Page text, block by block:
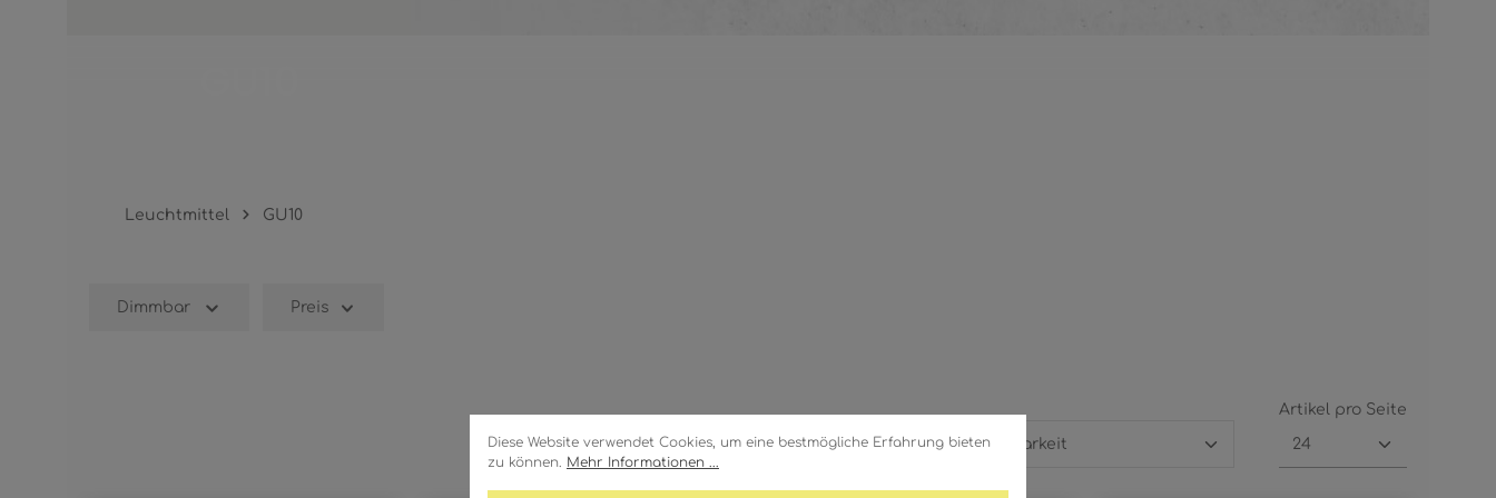
Diese Website verwendet Cookies, um eine bestmögliche Erfahrung bieten
zu können. Mehr Informationen ...
Leuchtmittel GU10
Dimmbar Preis
Artikel pro Seite